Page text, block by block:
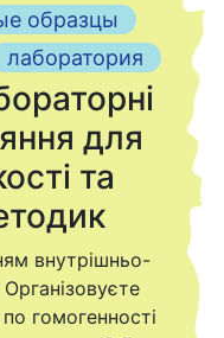
образцы
лаборатория
для
та
внутрішньо-
гомогенності